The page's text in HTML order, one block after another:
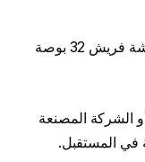
لذلك، يجب أن تكون حريصا عند شراء شاشة فريش 32 بوصة
الشركة المصنعة
المستقبل.